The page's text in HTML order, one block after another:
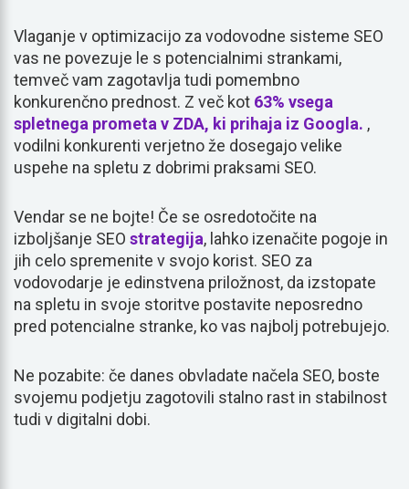
Vlaganje v optimizacijo za vodovodne sisteme SEO
vas ne povezuje le s potencialnimi strankami,
temveč vam zagotavlja tudi pomembno
konkurenčno prednost. Z več kot 63% vsega
spletnega prometa v ZDA, ki prihaja iz Googla. ,
vodilni konkurenti verjetno že dosegajo velike
uspehe na spletu z dobrimi praksami SEO.
Vendar se ne bojte! Če se osredotočite na
izboljšanje SEO strategija, lahko izenačite pogoje in
jih celo spremenite v svojo korist. SEO za
vodovodarje je edinstvena priložnost, da izstopate
na spletu in svoje storitve postavite neposredno
pred potencialne stranke, ko vas najbolj potrebujejo.
Ne pozabite: če danes obvladate načela SEO, boste
svojemu podjetju zagotovili stalno rast in stabilnost
tudi v digitalni dobi.